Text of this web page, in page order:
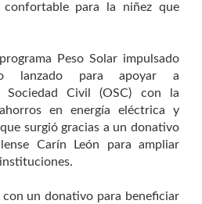
para la niñez que
Peso Solar impulsado
lanzado para apoyar a
Sociedad Civil (OSC) con la
en energía eléctrica y
surgió gracias a un donativo
Carín León para ampliar
con un donativo para beneficiar